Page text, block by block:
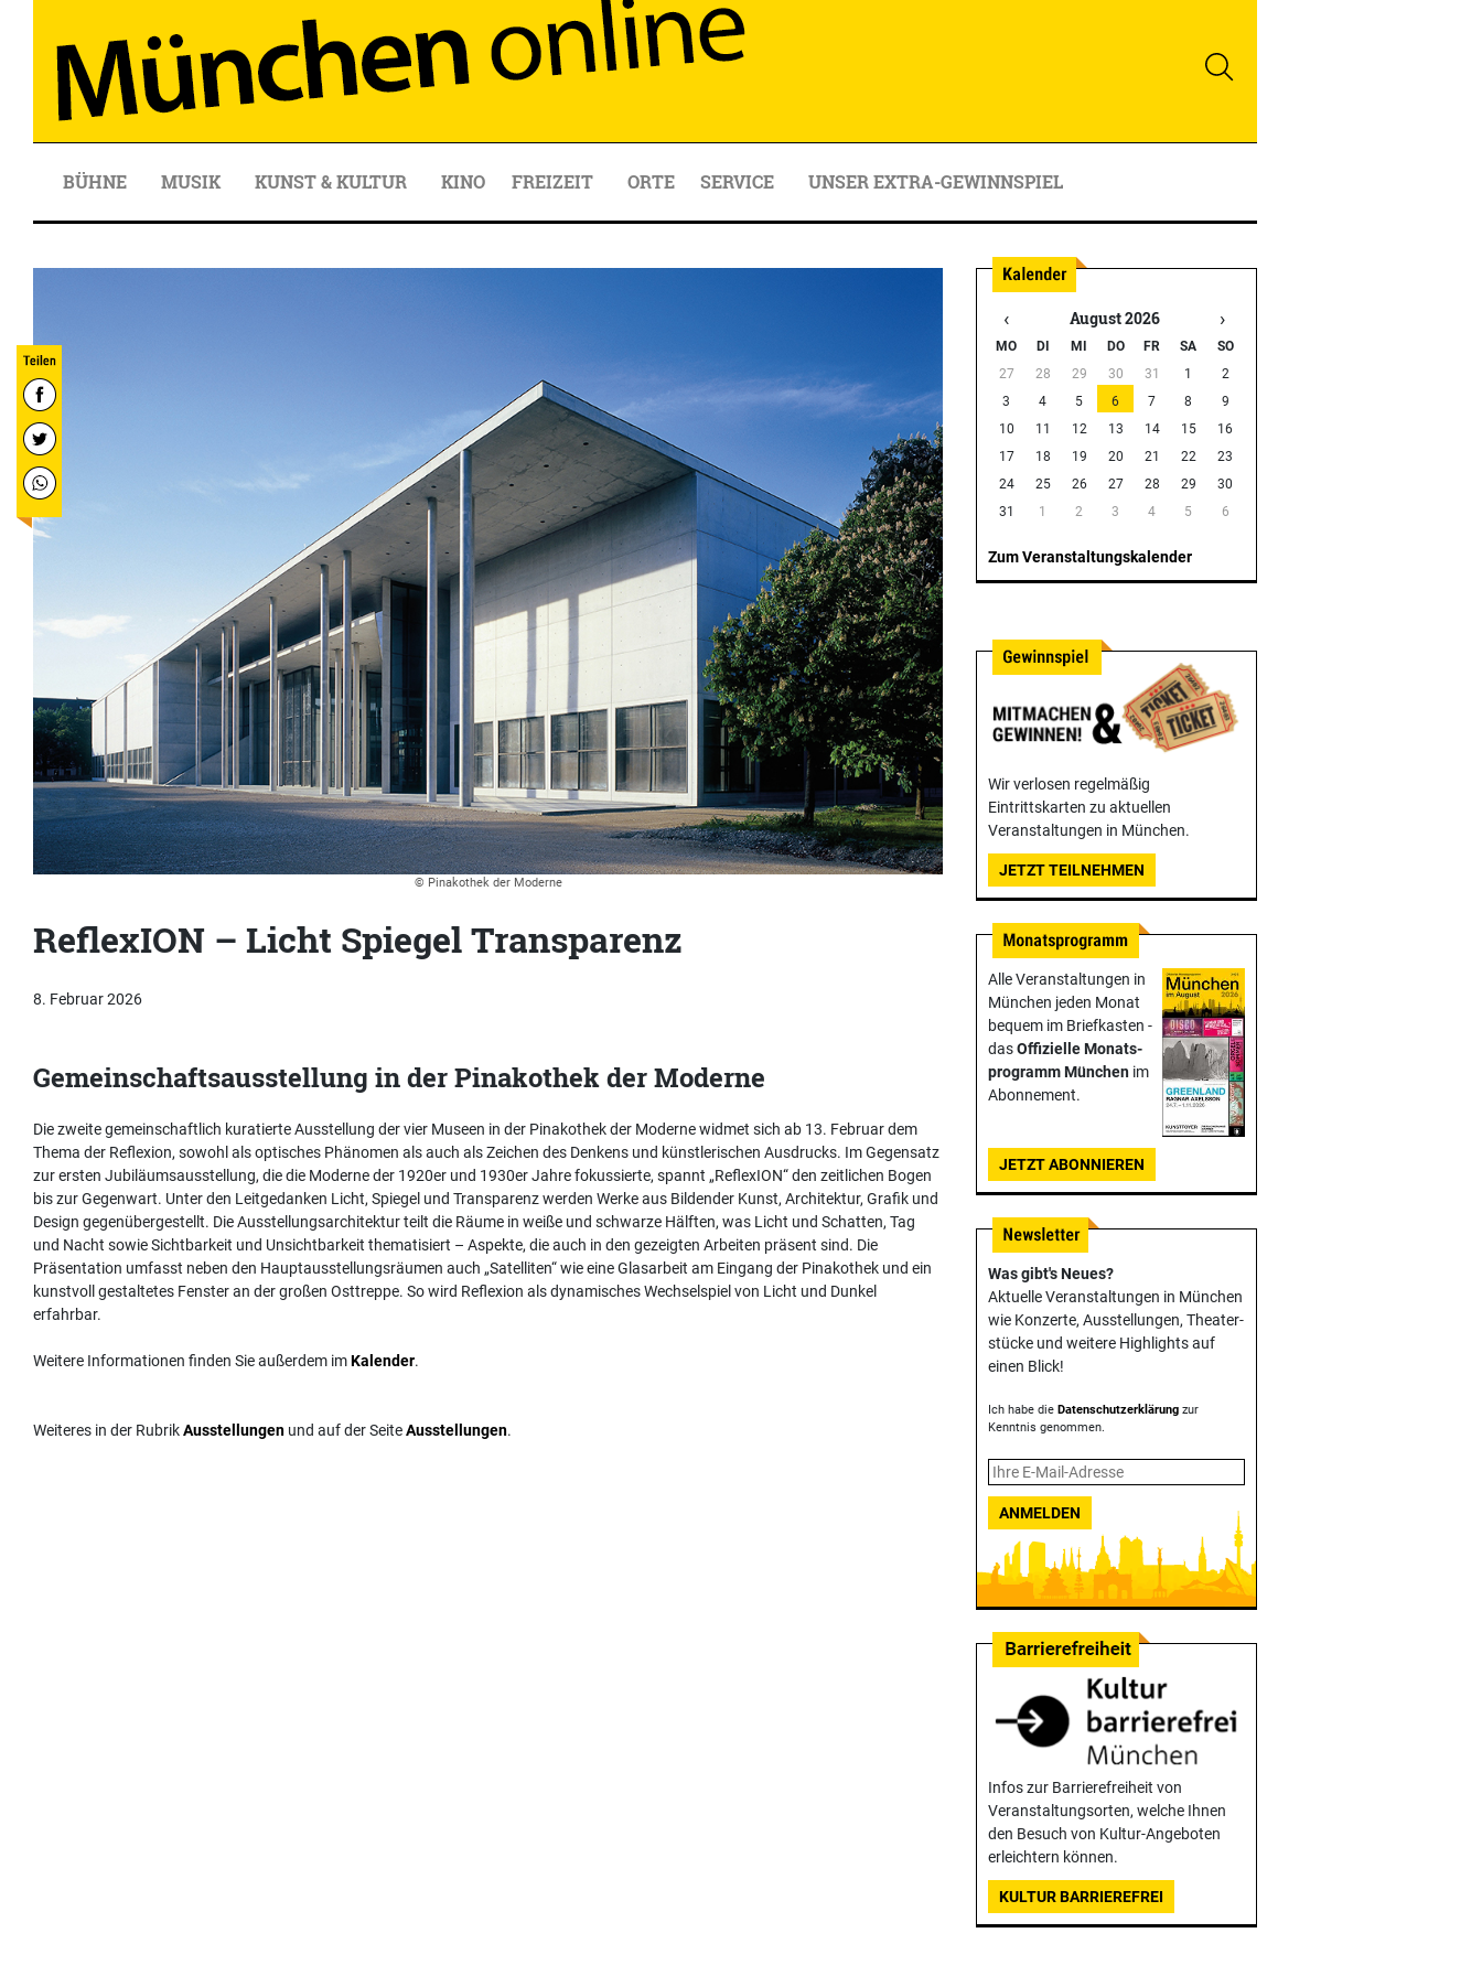
BÜHNE MUSIK KUNST & KULTUR KINO FREIZEIT ORTE SERVICE UNSER EXTRA-GEWINNSPIEL
© Pinakothek der Moderne
ReflexION – Licht Spiegel Transparenz
8. Februar 2026
Gemeinschaftsausstellung in der Pinakothek der Moderne
Die zweite gemeinschaftlich kuratierte Ausstellung der vier Museen in der Pinakothek der Moderne widmet sich ab 13. Februar dem
Thema der Reflexion, sowohl als optisches Phänomen als auch als Zeichen des Denkens und künstlerischen Ausdrucks. Im Gegensatz
zur ersten Jubiläumsausstellung, die die Moderne der 1920er und 1930er Jahre fokussierte, spannt „ReflexION“ den zeitlichen Bogen
bis zur Gegenwart. Unter den Leitgedanken Licht, Spiegel und Transparenz werden Werke aus Bildender Kunst, Architektur, Grafik und
Design gegenübergestellt. Die Ausstellungsarchitektur teilt die Räume in weiße und schwarze Hälften, was Licht und Schatten, Tag
und Nacht sowie Sichtbarkeit und Unsichtbarkeit thematisiert – Aspekte, die auch in den gezeigten Arbeiten präsent sind. Die
Präsentation umfasst neben den Hauptausstellungsräumen auch „Satelliten“ wie eine Glasarbeit am Eingang der Pinakothek und ein
kunstvoll gestaltetes Fenster an der großen Osttreppe. So wird Reflexion als dynamisches Wechselspiel von Licht und Dunkel
erfahrbar.
Weitere Informationen finden Sie außerdem imKalender.
Weiteres in der RubrikAusstellungen und auf der SeiteAusstellungen.
‹ August 2026 ›
MO DI MI DO FR SA
SO
27
28 29 30 31 1
2
3
4 5 6 7 8
9
10
11 12 13 14 15
16
17
18 19 20 21 22
23
24
25 26 27 28 29
30
31
1 2 3 4 5 6
Zum Veranstaltungskalender
Wir verlosen regelmäßig
Eintrittskarten zu aktuellen
Veranstaltungen in München.
JETZT TEILNEHMEN
Alle Veranstaltungen in
München jeden Monat
bequem im Briefkasten -
dasOffizielle Monats­
programm München im
Abonnement.
JETZT ABONNIEREN
Was gibt's Neues?
Aktuelle Veranstaltungen in München
wie Konzerte, Ausstellungen, Theater­
stücke und weitere Highlights auf
einen Blick!
Ich habe die Datenschutzerklärung zur
Kenntnis genommen.
ANMELDEN
Infos zur Barrierefreiheit von
Veranstaltungsorten, welche Ihnen
den Besuch von Kultur-Angeboten
erleichtern können.
KULTUR BARRIEREFREI